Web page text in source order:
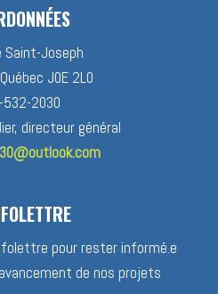
Saint-Joseph
J0E 2L0
2030
directeur général
pour rester informé.e
de nos projets